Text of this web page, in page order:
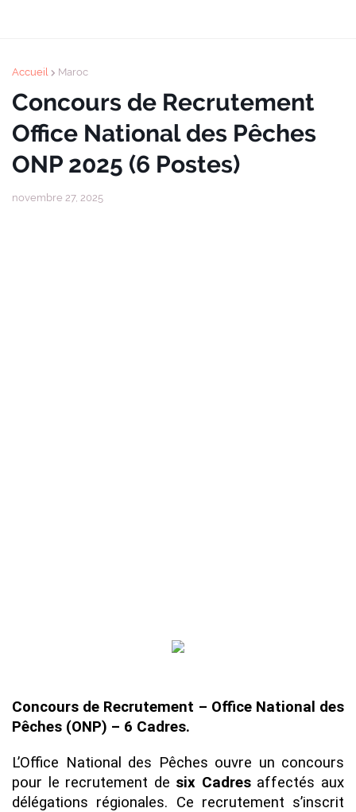
Accueil Maroc
Concours de Recrutement
Office National des Pêches
ONP 2025 (6 Postes)
novembre 27, 2025
Concours de Recrutement – Office National des
Pêches (ONP) – 6 Cadres.
L’Office National des Pêches ouvre un concours
pour le recrutement de six Cadresaffectés aux
délégations régionales. Ce recrutement s’inscrit